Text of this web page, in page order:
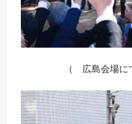
（ 広島会場